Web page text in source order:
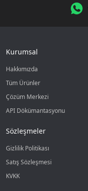
Kurumsal
Hakkımızda
Tüm Ürünler
Çözüm Merkezi
API Dökümantasyonu
Sözleşmeler
Gizlilik Politikası
Satış Sözleşmesi
KVKK